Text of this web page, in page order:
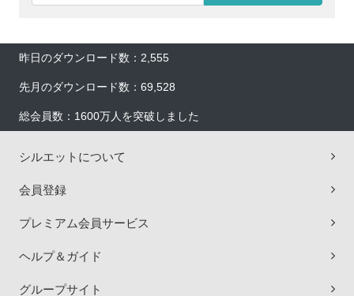
昨日のダウンロード数：2,555
先月のダウンロード数：69,528
総会員数：1600万人を突破しました
シルエットについて
会員登録
プレミアム会員サービス
ヘルプ＆ガイド
グループサイト